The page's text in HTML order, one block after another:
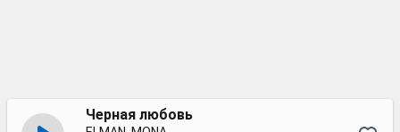
Черная любовь